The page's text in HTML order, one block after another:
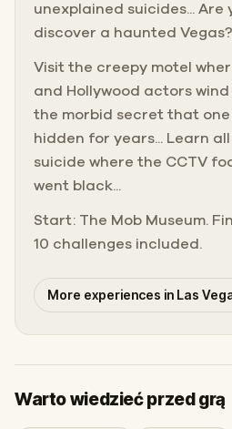
unexplained suicides... Are
discover a haunted Vegas?
Visit the creepy motel
and Hollywood actors wind
the morbid secret that
hidden for years... Learn
suicide where the CCTV
went black...
Start: The Mob Museum.
10 challenges included.
More experiences in Las
Warto wiedzieć przed grą